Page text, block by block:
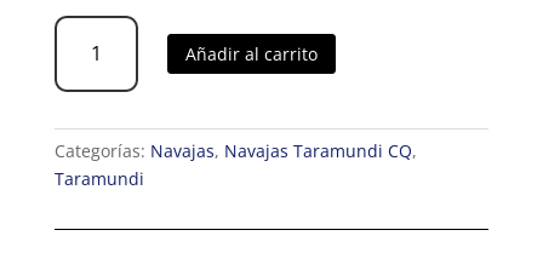
Navaja
Bloqueo
Boj
cantidad
Añadir al carrito
Categorías: Navajas, Navajas Taramundi CQ,
Taramundi